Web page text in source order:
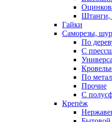
Штанги,
Гайки
Саморезы,
По
С
По
Прочие
С
Крепёж